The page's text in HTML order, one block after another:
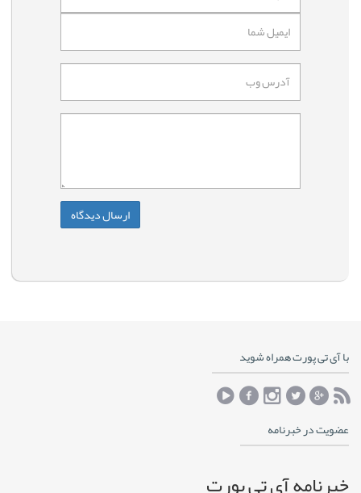
با آی تی پورت همراه شوید
عضویت در خبرنامه